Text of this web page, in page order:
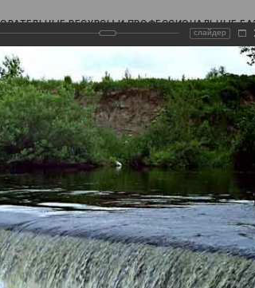
РЕСУРСЫ И ПРОФЕССИОНАЛЬНЫЕ
слайдер